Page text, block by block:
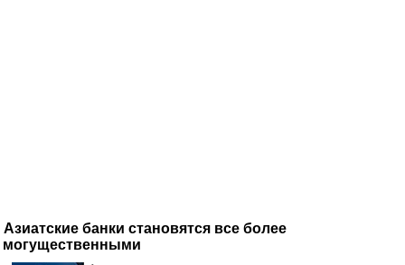
Азиатские банки становятся все более
могущественными